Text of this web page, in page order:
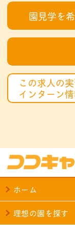
園見学を
この求人の
インターン
ホーム
理想の園を探す